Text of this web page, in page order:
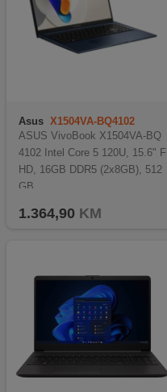
Asus X1504VA-BQ4102
ASUS VivoBook X1504VA-BQ
4102 Intel Core 5 120U, 15.6" F
HD, 16GB DDR5 (2x8GB), 512
GB
1.364,90 KM